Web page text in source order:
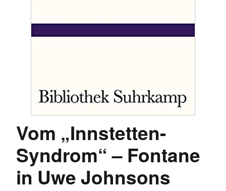
Vom „Innstetten-
Syndrom“ – Fontane
in Uwe Johnsons